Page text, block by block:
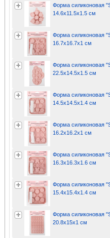
Форма силиконовая
14.6х11.5х1.5 см
Форма силиконовая
16.7х16.7х1 см
Форма силиконовая
22.5х14.5х1.5 см
Форма силиконовая
14.5х14.5х1.4 см
Форма силиконовая
16.2х16.2х1 см
Форма силиконовая
16.3х16.3х1.6 см
Форма силиконовая
15.4х15.4х1.4 см
Форма силиконовая
20.8х15х1 см